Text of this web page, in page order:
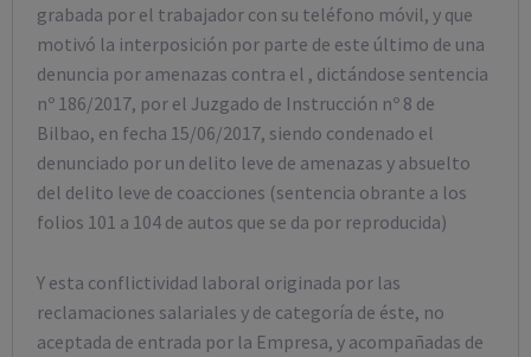
grabada por el trabajador con su teléfono móvil, y que
motivó la interposición por parte de este último de una
denuncia por amenazas contra el , dictándose sentencia
nº 186/2017, por el Juzgado de Instrucción nº 8 de
Bilbao, en fecha 15/06/2017, siendo condenado el
denunciado por un delito leve de amenazas y absuelto
del delito leve de coacciones (sentencia obrante a los
folios 101 a 104 de autos que se da por reproducida)
Y esta conflictividad laboral originada por las
reclamaciones salariales y de categoría de éste, no
aceptada de entrada por la Empresa, y acompañadas de